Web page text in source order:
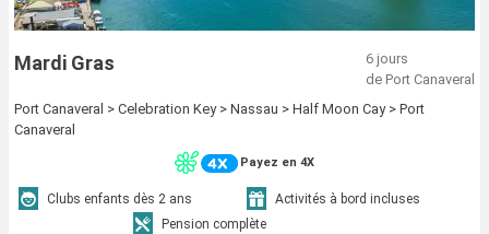
Mardi Gras
6 jours
de Port Canaveral
Port Canaveral > Celebration Key > Nassau > Half Moon Cay > Port
Canaveral
Payez en 4X
Clubs enfants dès 2 ans
Activités à bord incluses
Pension complète